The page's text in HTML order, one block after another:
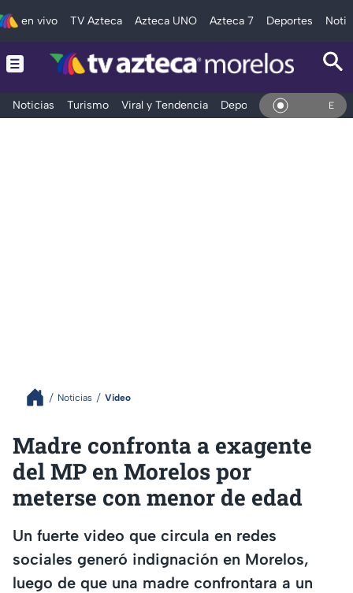
en vivo TV Azteca Azteca UNO Azteca 7 Deportes
Noticias Turismo Viral y Tendencia Deportes Espectáculos
En Vivo
Noticias Video
Madre confronta a exagente
del MP en Morelos por
meterse con menor de edad
Un fuerte video que circula en redes
sociales generó indignación en Morelos,
luego de que una madre confrontara a un